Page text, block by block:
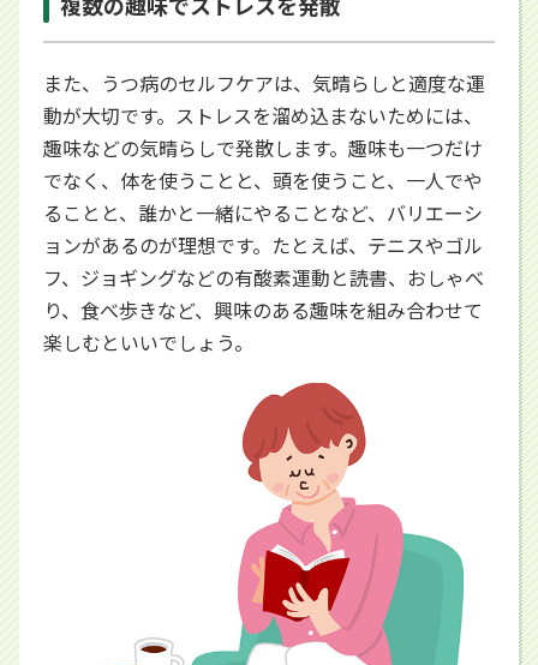
また、うつ病のセルフケアは、気晴らしと適度な運
動が大切です。ストレスを溜め込まないためには、
趣味などの気晴らしで発散します。趣味も一つだけ
でなく、体を使うことと、頭を使うこと、一人でや
ることと、誰かと一緒にやることなど、バリエーシ
ョンがあるのが理想です。たとえば、テニスやゴル
フ、ジョギングなどの有酸素運動と読書、おしゃべ
り、食べ歩きなど、興味のある趣味を組み合わせて
楽しむといいでしょう。